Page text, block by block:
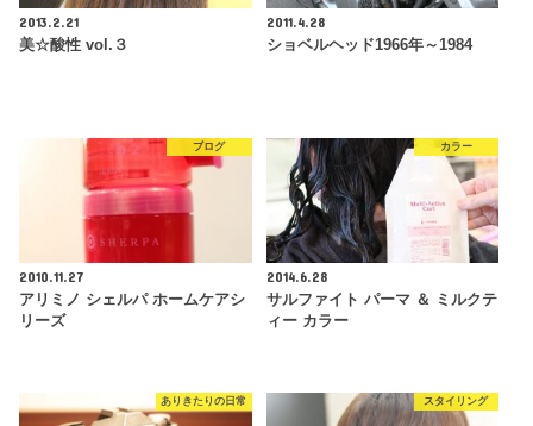
2013.2.21
美☆酸性 vol.３
2011.4.28
ショベルヘッド1966年～1984
ブログ
2010.11.27
アリミノ シェルパ ホームケアシ
リーズ
カラー
2014.6.28
サルファイト パーマ ＆ ミルクテ
ィー カラー
ありきたりの日常 スタイリング